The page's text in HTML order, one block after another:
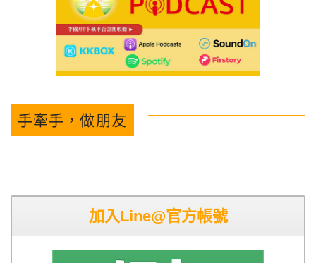
手牽手，做朋友
加入Line@官方帳號